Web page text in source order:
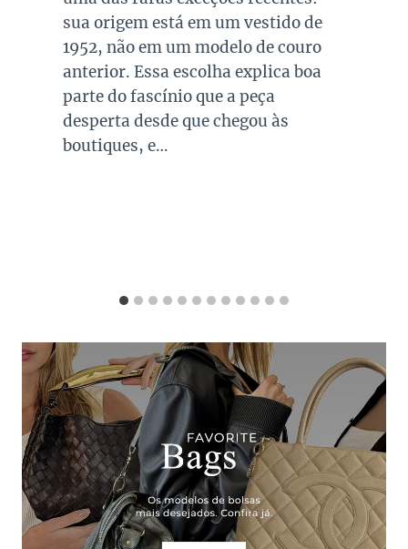
todas as mulheres. Esta é uma cor
versátil, clássica e atemporal e
investir em peças neste tom garante
combinações para quase todo look
que usamos, sejam eles para
ocasiões casuais ou mais…